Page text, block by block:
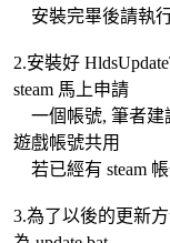
安裝完畢後請執行
2.安裝好
steam 馬上申請
一個帳號, 筆者建
遊戲帳號共用
若已經有 steam
3.為了以後的更新